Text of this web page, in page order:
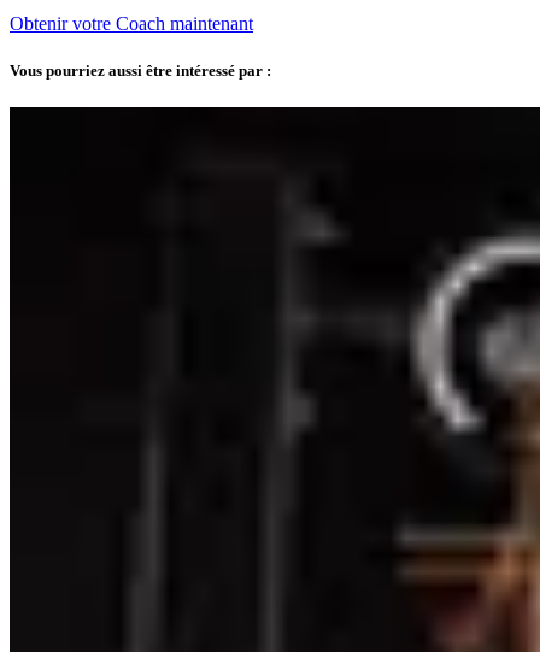
Obtenir votre Coach maintenant
Vous pourriez aussi être intéressé par :